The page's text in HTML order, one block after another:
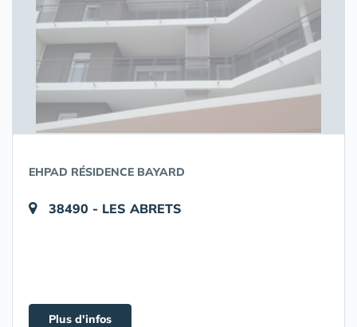
EHPAD RÉSIDENCE BAYARD
38490 - LES ABRETS
Plus d'infos